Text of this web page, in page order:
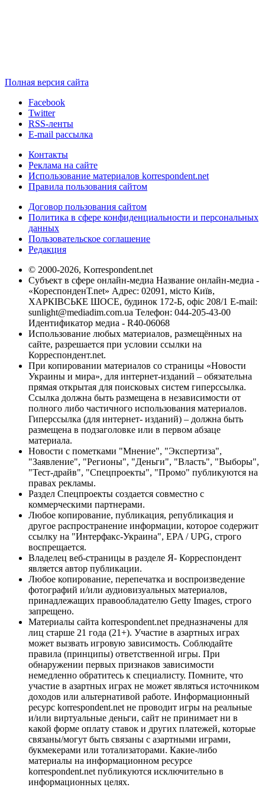
Полная версия сайта
Facebook
Twitter
RSS-ленты
E-mail рассылка
Контакты
Реклама на сайте
Использование материалов korrespondent.net
Правила пользования сайтом
Договор пользования сайтом
Политика в сфере конфиденциальности и персональных
данных
Пользовательское соглашение
Редакция
© 2000-2026, Korrespondent.net
Субъект в сфере онлайн-медиа Название онлайн-медиа -
«КореспонденТ.net» Адрес: 02091, місто Київ,
ХАРКІВСЬКЕ ШОСЕ, будинок 172-Б, офіс 208/1 E-mail:
sunlight@mediadim.com.ua Телефон: 044-205-43-00
Идентификатор медиа - R40-06068
Использование любых материалов, размещённых на
сайте, разрешается при условии ссылки на
Корреспондент.net.
При копировании материалов со страницы «Новости
Украины и мира», для интернет-изданий – обязательна
прямая открытая для поисковых систем гиперссылка.
Ссылка должна быть размещена в независимости от
полного либо частичного использования материалов.
Гиперссылка (для интернет- изданий) – должна быть
размещена в подзаголовке или в первом абзаце
материала.
Новости с пометками "Мнение", "Экспертиза",
"Заявление", "Регионы", "Деньги", "Власть", "Выборы",
"Тест-драйв", "Спецпроекты", "Промо" публикуются на
правах рекламы.
Раздел Спецпроекты создается совместно с
коммерческими партнерами.
Любое копирование, публикация, републикация и
другое распространение информации, которое содержит
ссылку на "Интерфакс-Украина", EPA / UPG, строго
воспрещается.
Владелец веб-страницы в разделе Я- Корреспондент
является автор публикации.
Любое копирование, перепечатка и воспроизведение
фотографий и/или аудиовизуальных материалов,
принадлежащих правообладателю Getty Images, строго
запрещено.
Материалы сайта korrespondent.net предназначены для
лиц старше 21 года (21+). Участие в азартных играх
может вызвать игровую зависимость. Соблюдайте
правила (принципы) ответственной игры. При
обнаружении первых признаков зависимости
немедленно обратитесь к специалисту. Помните, что
участие в азартных играх не может являться источником
доходов или альтернативой работе. Информационный
ресурс korrespondent.net не проводит игры на реальные
и/или виртуальные деньги, сайт не принимает ни в
какой форме оплату ставок и других платежей, которые
связаны/могут быть связаны с азартными играми,
букмекерами или тотализаторами. Какие-либо
материалы на информационном ресурсе
korrespondent.net публикуются исключительно в
информационных целях.